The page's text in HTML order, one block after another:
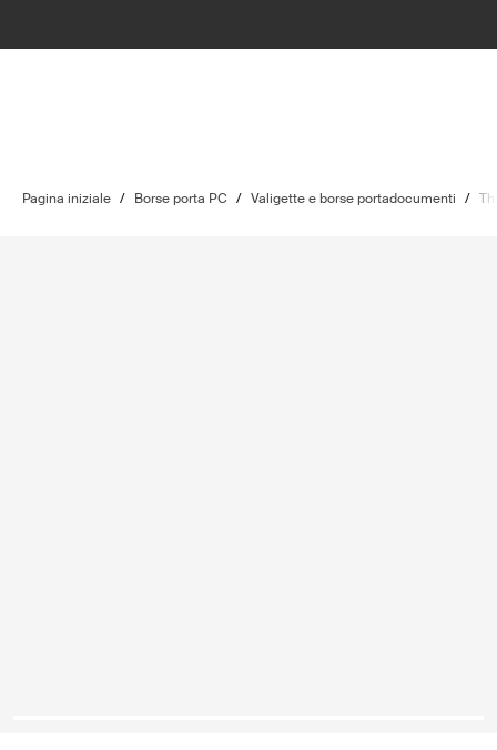
Pagina iniziale / Borse porta PC / Valigette e borse portadocumenti /